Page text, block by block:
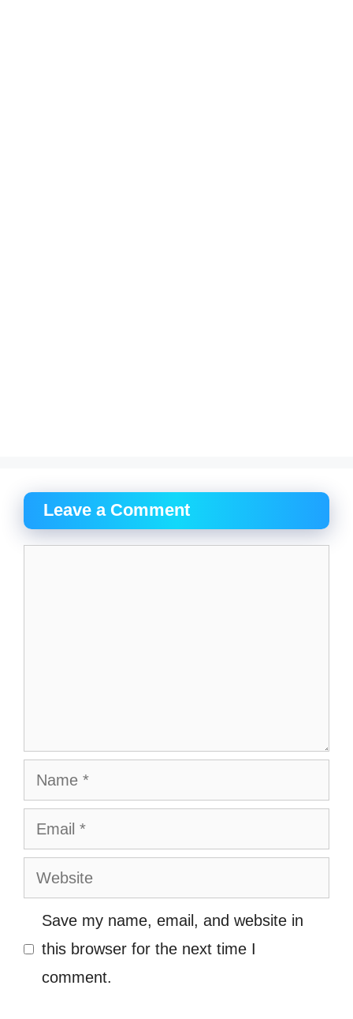
Leave a Comment
Name
Email
Website
Save my name, email, and website in
this browser for the next time I
comment.